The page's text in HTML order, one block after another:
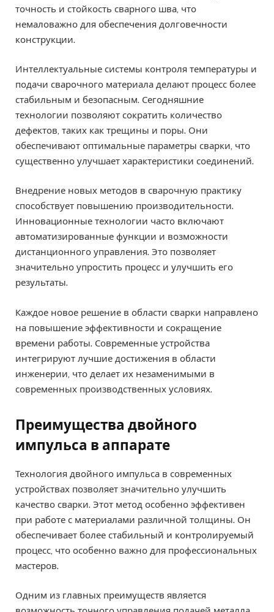
точность и стойкость сварного шва, что
немаловажно для обеспечения долговечности
конструкции.
Интеллектуальные системы контроля температуры и
подачи сварочного материала делают процесс более
стабильным и безопасным. Сегодняшние
технологии позволяют сократить количество
дефектов, таких как трещины и поры. Они
обеспечивают оптимальные параметры сварки, что
существенно улучшает характеристики соединений.
Внедрение новых методов в сварочную практику
способствует повышению производительности.
Инновационные технологии часто включают
автоматизированные функции и возможности
дистанционного управления. Это позволяет
значительно упростить процесс и улучшить его
результаты.
Каждое новое решение в области сварки направлено
на повышение эффективности и сокращение
времени работы. Современные устройства
интегрируют лучшие достижения в области
инженерии, что делает их незаменимыми в
современных производственных условиях.
Преимущества двойного
импульса в аппарате
Технология двойного импульса в современных
устройствах позволяет значительно улучшить
качество сварки. Этот метод особенно эффективен
при работе с материалами различной толщины. Он
обеспечивает более стабильный и контролируемый
процесс, что особенно важно для профессиональных
мастеров.
Одним из главных преимуществ является